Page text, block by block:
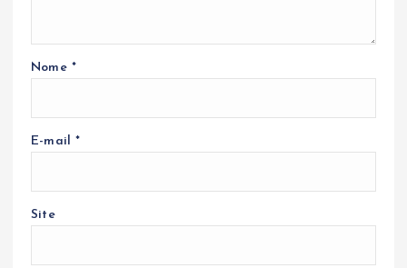
Nome *
E-mail*
Site